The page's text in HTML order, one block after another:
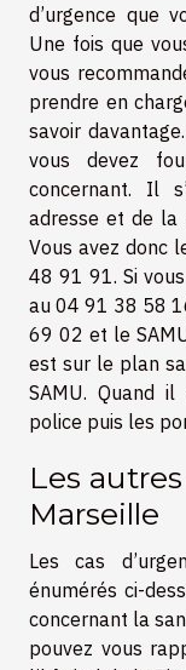
d’urgence que
Une fois que
vous
prendre en
savoir
vous devez
concernant. Il
adresse et de la
Vous avez donc
48 91 91. Si
au 04 91 38 58
69 02 et le
est sur le plan
SAMU. Quand
police puis les
Les
Marseille
Les cas
énumérés ci-
concernant la
pouvez vous